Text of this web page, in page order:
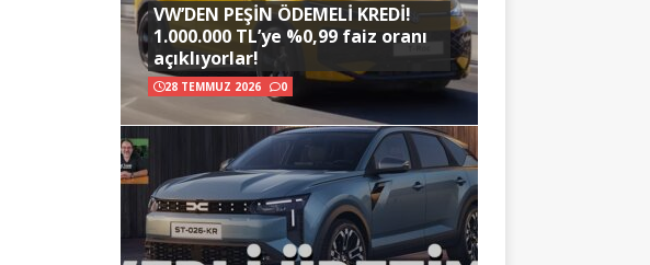
VW’DEN PEŞİN ÖDEMELİ KREDİ!
1.000.000 TL’ye %0,99 faiz oranı
açıklıyorlar!
28 TEMMUZ 2026 0